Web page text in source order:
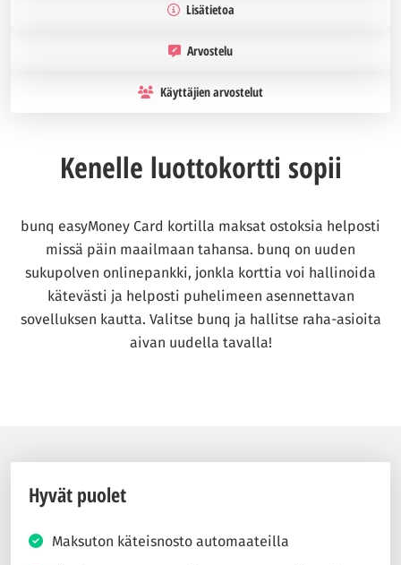
Lisätietoa
Arvostelu
Käyttäjien arvostelut
Kenelle luottokortti sopii
bunq easyMoney Card kortilla maksat ostoksia helposti
missä päin maailmaan tahansa. bunq on uuden
sukupolven onlinepankki, jonkla korttia voi hallinoida
kätevästi ja helposti puhelimeen asennettavan
sovelluksen kautta. Valitse bunq ja hallitse raha-asioita
aivan uudella tavalla!
Hyvät puolet
Maksuton käteisnosto automaateilla